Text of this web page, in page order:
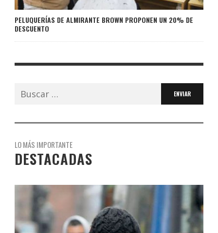
PELUQUERÍAS DE ALMIRANTE BROWN PROPONEN UN 20% DE
DESCUENTO
Buscar:
LO MÁS IMPORTANTE
DESTACADAS